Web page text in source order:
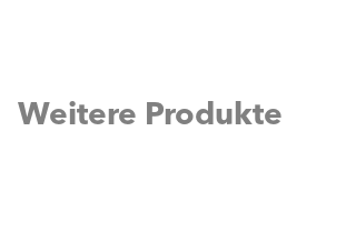
Weitere Produkte